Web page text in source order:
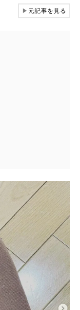
▶元記事を見る